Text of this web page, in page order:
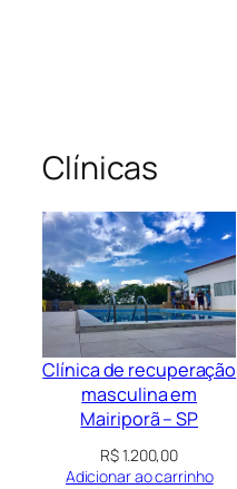
Clínicas
Clínica de recuperação
masculina em
Mairiporã – SP
R$1.200,00
Adicionar ao carrinho